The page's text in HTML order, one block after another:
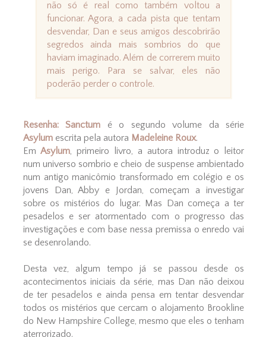
não só é real como também voltou a
funcionar. Agora, a cada pista que tentam
desvendar, Dan e seus amigos descobrirão
segredos ainda mais sombrios do que
haviam imaginado. Além de correrem muito
mais perigo. Para se salvar, eles não
poderão perder o controle.
Resenha: Sanctum é o segundo volume da série
Asylum escrita pela autora Madeleine Roux.
EmAsylum, primeiro livro, a autora introduz o leitor
num universo sombrio e cheio de suspense ambientado
num antigo manicômio transformado em colégio e os
jovens Dan, Abby e Jordan, começam a investigar
sobre os mistérios do lugar. Mas Dan começa a ter
pesadelos e ser atormentado com o progresso das
investigações e com base nessa premissa o enredo vai
se desenrolando.
Desta vez, algum tempo já se passou desde os
acontecimentos iniciais da série, mas Dan não deixou
de ter pesadelos e ainda pensa em tentar desvendar
todos os mistérios que cercam o alojamento Brookline
do New Hampshire College, mesmo que eles o tenham
aterrorizado.